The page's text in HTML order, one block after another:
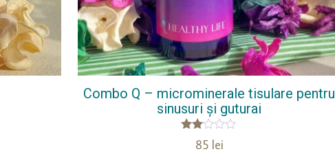
Combo Q – microminerale tisulare pentru
sinusuri și guturai
Evaluat
85 lei